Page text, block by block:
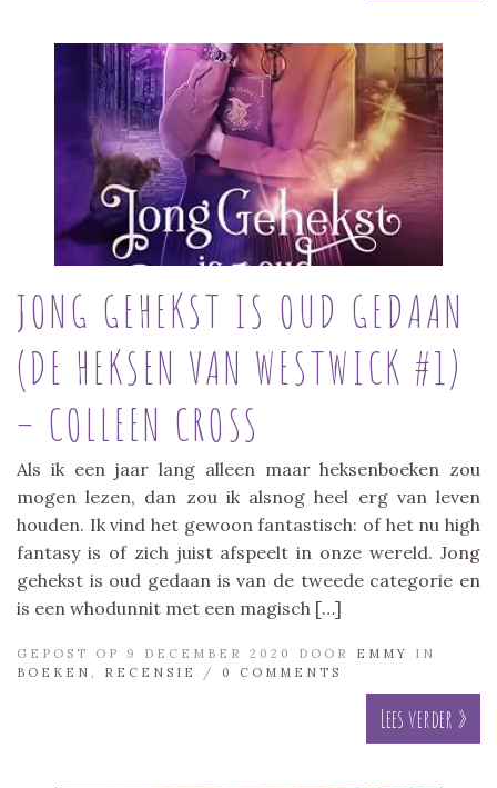
JONG GEHEKST IS OUD GEDAAN
(DE HEKSEN VAN WESTWICK #1)
– COLLEEN CROSS
Als ik een jaar lang alleen maar heksenboeken zou
mogen lezen, dan zou ik alsnog heel erg van leven
houden. Ik vind het gewoon fantastisch: of het nu high
fantasy is of zich juist afspeelt in onze wereld. Jong
gehekst is oud gedaan is van de tweede categorie en
is een whodunnit met een magisch […]
GEPOST OP 9 DECEMBER 2020 DOOR EMMY
IN
BOEKEN , RECENSIE / 0 COMMENTS
Lees verder »